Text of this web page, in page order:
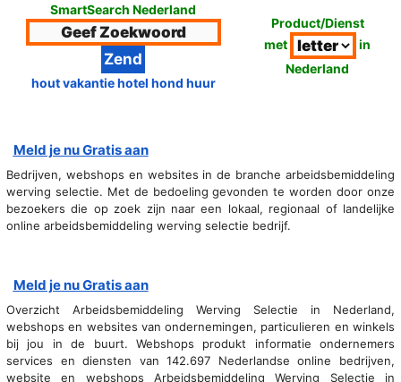
SmartSearch Nederland
hout vakantie hotel hond huur
Product/Dienst
met
in
Nederland
Meld je nu Gratis aan
Bedrijven, webshops en websites in de branche arbeidsbemiddeling
werving selectie. Met de bedoeling gevonden te worden door onze
bezoekers die op zoek zijn naar een lokaal, regionaal of landelijke
online arbeidsbemiddeling werving selectie bedrijf.
Meld je nu Gratis aan
Overzicht Arbeidsbemiddeling Werving Selectie in Nederland,
webshops en websites van ondernemingen, particulieren en winkels
bij jou in de buurt. Webshops produkt informatie ondernemers
services en diensten van 142.697 Nederlandse online bedrijven,
website en webshops Arbeidsbemiddeling Werving Selectie in